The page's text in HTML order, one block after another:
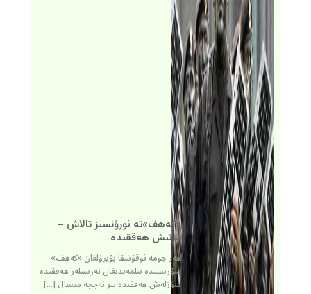
«كەھف»تە ئورۇنسىز تالاش –
تارتىش ھەققىدە
ھەر جۈمە ئوقۇشقا بۇيرۇلغان «كەھف»
سۈرىسىدە بىلمەيدىغان نەرسىلەر ھەققىدە
سۆزلەش ھەققىدە بىر نەچچە مىسال […]